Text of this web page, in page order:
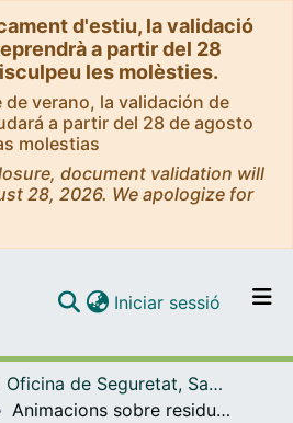
d'estiu, la validació
a partir del 28
les molèsties.
verano, la validación de
a partir del 28 de agosto
molestias
document validation will
28, 2026. We apologize for
Navega per tot el DD
Iniciar sessió (current)
Oficina de Seguretat, Salut i Medi Ambient (OSSMA)
Animacions sobre residus per a pantalles (mupis) en la campanya KeFaXoKi_UB: Bossa de plàstic [vídeo]